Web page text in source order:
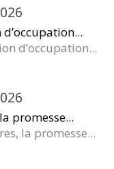
d’occupation...
promesse...
la promesse...